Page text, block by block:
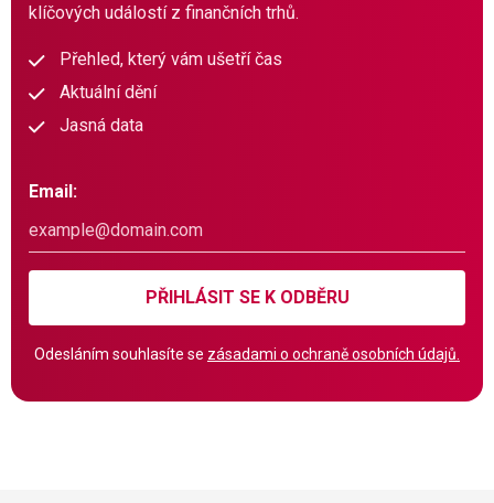
klíčových událostí z finančních trhů.
Přehled, který vám ušetří čas
Aktuální dění
Jasná data
Email:
PŘIHLÁSIT SE K ODBĚRU
Odesláním souhlasíte se zásadami o ochraně osobních údajů.